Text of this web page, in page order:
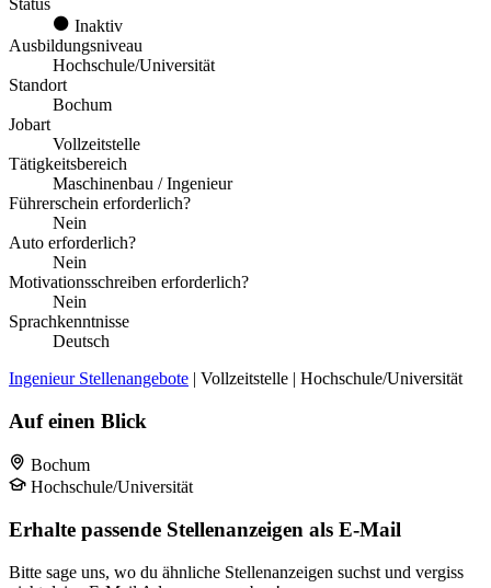
Status
Inaktiv
Ausbildungsniveau
Hochschule/Universität
Standort
Bochum
Jobart
Vollzeitstelle
Tätigkeitsbereich
Maschinenbau / Ingenieur
Führerschein erforderlich?
Nein
Auto erforderlich?
Nein
Motivationsschreiben erforderlich?
Nein
Sprachkenntnisse
Deutsch
Ingenieur Stellenangebote | Vollzeitstelle | Hochschule/Universität
Auf einen Blick
Bochum
Hochschule/Universität
Erhalte passende Stellenanzeigen als E-Mail
Bitte sage uns, wo du ähnliche Stellenanzeigen suchst und vergiss